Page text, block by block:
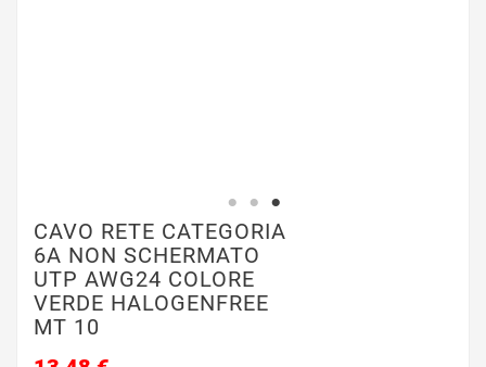
CAVO RETE CATEGORIA
6A NON SCHERMATO
UTP AWG24 COLORE
VERDE HALOGENFREE
MT 10